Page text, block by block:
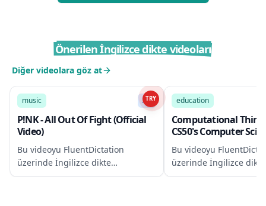
Önerilen İngilizce dikte videoları
Diğer videolara göz at
TRY
music A1
P!NK - All Out Of Fight (Official
Video)
Bu videoyu FluentDictation
üzerinde İngilizce dikte
egzersizleri için kullan
education
Computational
CS50's Computer
Business
Bu videoyu
üzerinde İngilizce dikte
egzersizleri için kullan